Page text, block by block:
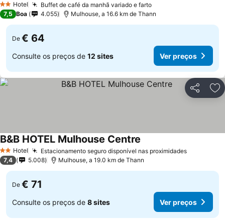
2 Estrelas
Hotel Buffet de café da manhã variado e farto
7,5 Boa 4.055 Mulhouse, a 16.6 km de Thann
De € 64
Consulte os preços de 12 sites Ver preços
Partilhar
2 Estrelas
Hotel Estacionamento seguro disponível nas proximidades
B&B HOTEL Mulhouse Centre
7,4 5.008 Mulhouse, a 19.0 km de Thann
De € 71
Consulte os preços de 8 sites Ver preços